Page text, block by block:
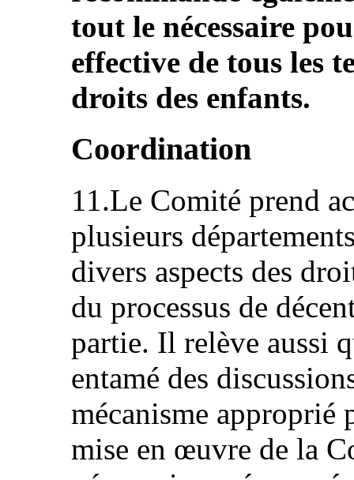
tout le nécessaire
effective de tous les
droits des enfants.
Coordination
11.Le Comité prend
plusieurs
divers aspects des
du processus de
partie. Il relève aussi
entamé des
mécanisme
mise en œuvre de la